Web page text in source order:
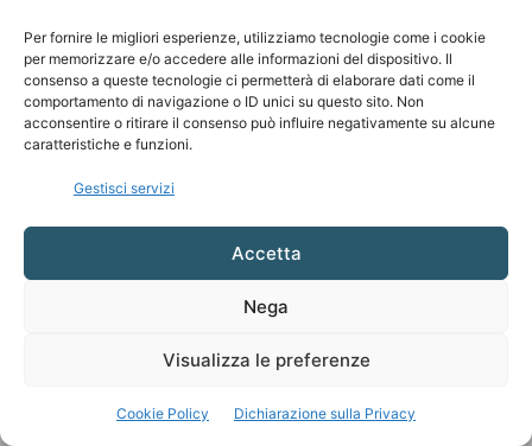
Per fornire le migliori esperienze, utilizziamo tecnologie come i cookie
per memorizzare e/o accedere alle informazioni del dispositivo. Il
consenso a queste tecnologie ci permetterà di elaborare dati come il
comportamento di navigazione o ID unici su questo sito. Non
acconsentire o ritirare il consenso può influire negativamente su alcune
caratteristiche e funzioni.
Gestisci servizi
Accetta
Nega
Visualizza le preferenze
Cookie Policy Dichiarazione sulla Privacy
SEGUICI